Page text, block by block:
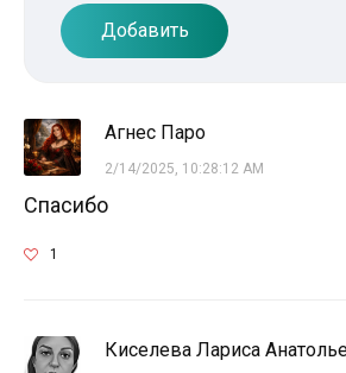
Добавить
Агнес Паро
2/14/2025, 10:28:12 AM
Спасибо
1
Киселева Лариса